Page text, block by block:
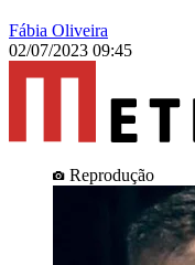
Fábia Oliveira
02/07/2023 09:45
Reprodução